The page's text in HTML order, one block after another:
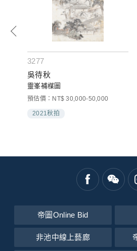
3277
吳待秋
靈峯補楳圖
預估價：NT$ 30,000-50,000
2021秋拍
帝圖Online Bid
非池中線上藝廊